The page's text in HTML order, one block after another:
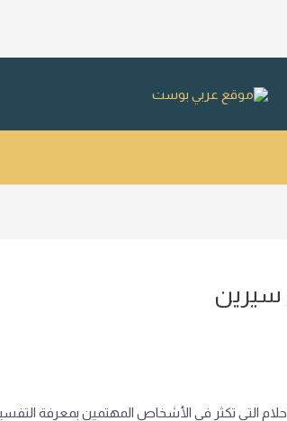
سيرين
التي تكثر في الأشخاص المهتمين بمعرفة